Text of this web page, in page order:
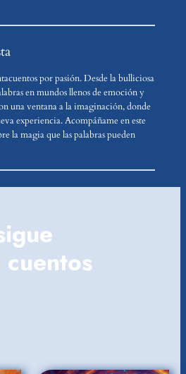
por pasión. Desde la bulliciosa
en mundos llenos de emoción y
una ventana a la imaginación, donde
experiencia. Acompáñame en este
la magia que las palabras pueden